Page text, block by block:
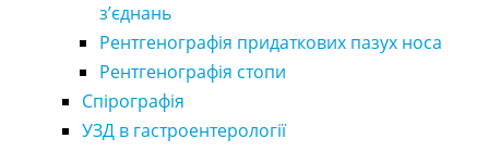
з’єднань
Рентгенографія придаткових пазух носа
Рентгенографія стопи
Спірографія
УЗД в гастроентерології